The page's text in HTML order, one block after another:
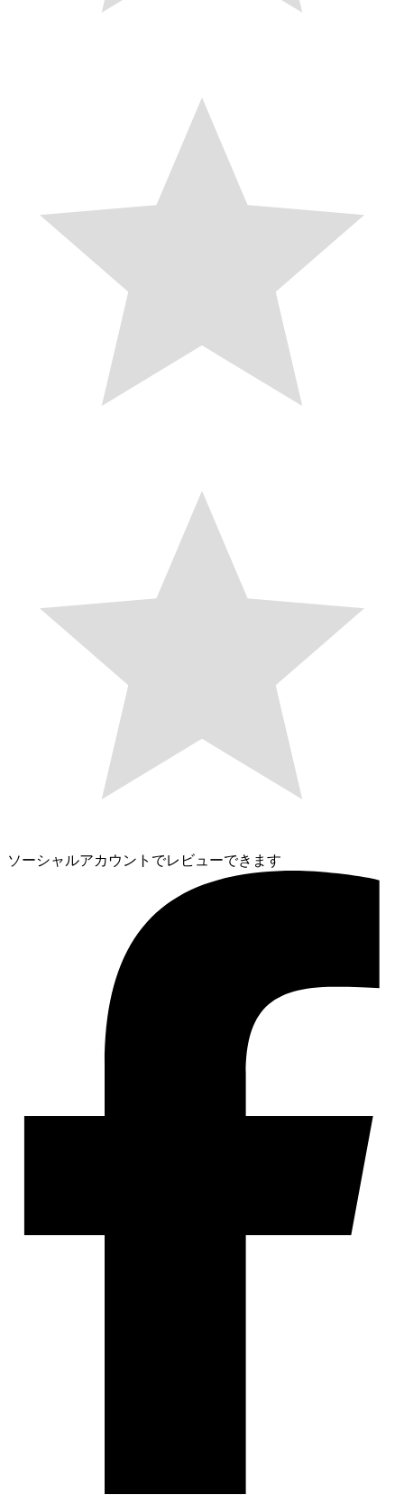
ソーシャルアカウントでレビューできます